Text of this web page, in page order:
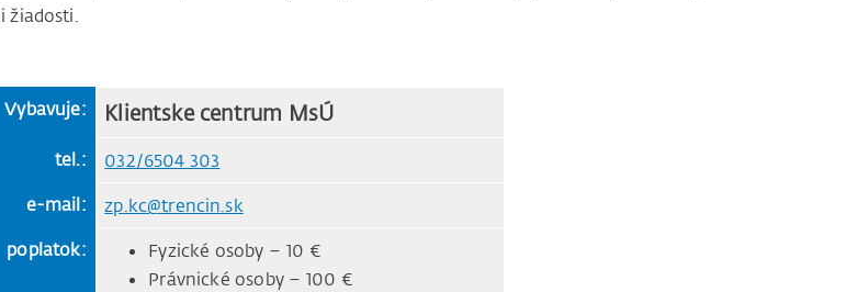
žiadosti.
Vybavuje: Klientske centrum MsÚ
tel.:
032/6504 303
e-mail:
zp.kc@trencin.sk
poplatok:
Fyzické osoby – 10 €
Právnické osoby – 100 €